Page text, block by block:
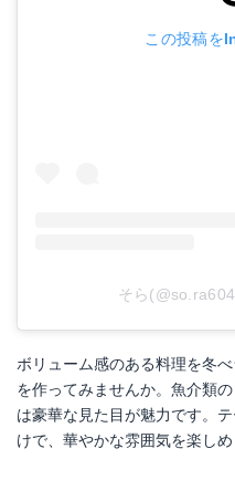
この投稿を
そら
ボリューム感のある料理を冬
を作ってみませんか。魚介類
は豪華な見た目が魅力です。
けで、華やかな雰囲気を楽しめ